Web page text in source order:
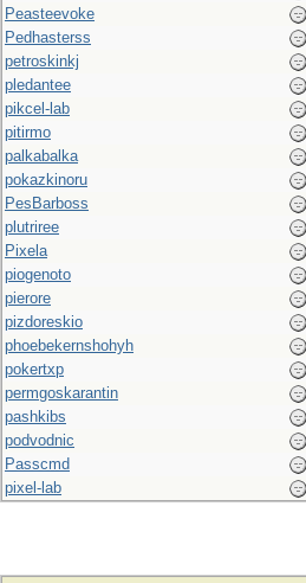
Peasteevoke
Pedhasterss
petroskinkj
pledantee
pikcel-lab
pitirmo
palkabalka
pokazkinoru
PesBarboss
plutriree
Pixela
piogenoto
pierore
pizdoreskio
phoebekernshohyh
pokertxp
permgoskarantin
pashkibs
podvodnic
Passcmd
pixel-lab